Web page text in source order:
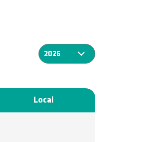
Local